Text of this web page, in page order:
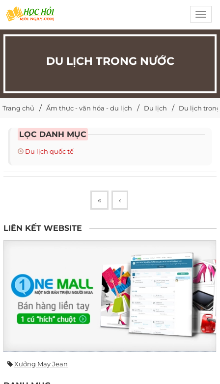
DU LỊCH TRONG NƯỚC
Trang chủ Ẩm thực - văn hóa - du lịch Du lịch Du lịch
LỌC DANH MỤC
Du lịch quốc tế
« ‹
LIÊN KẾT WEBSITE
Xưởng May Jean